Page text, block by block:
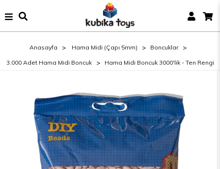
Anasayfa Hama Midi (Çapı 5mm) Boncuklar
3.000 Adet Hama Midi Boncuk Hama Midi Boncuk 3000'lik - Ten Rengi